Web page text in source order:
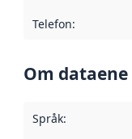
Telefon:
Om dataene
Språk: